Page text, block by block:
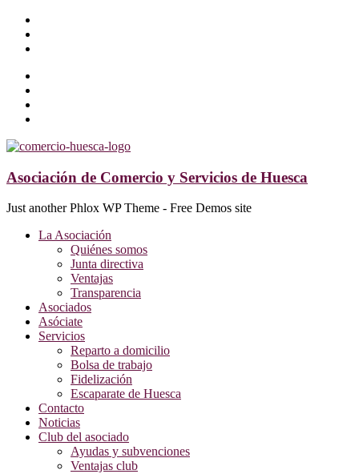
Asociación de Comercio y Servicios de Huesca
Just another Phlox WP Theme - Free Demos site
La Asociación
Quiénes somos
Junta directiva
Ventajas
Transparencia
Asociados
Asóciate
Servicios
Reparto a domicilio
Bolsa de trabajo
Fidelización
Escaparate de Huesca
Contacto
Noticias
Club del asociado
Ayudas y subvenciones
Ventajas club